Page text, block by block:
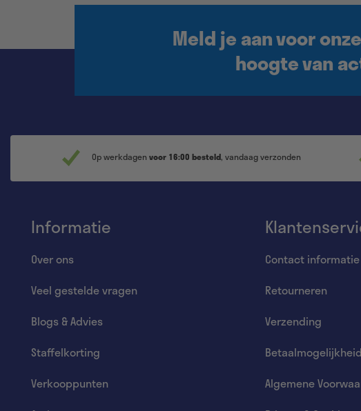
Meld je aan voor
hoogte van
Op werkdagen voor 16:00 besteld, vandaag verzonden
Informatie
Over ons
Veel gestelde vragen
Blogs & Advies
Staffelkorting
Verkooppunten
Contact informatie
Retourneren
Verzending
Betaalmogelijkheid
Algemene